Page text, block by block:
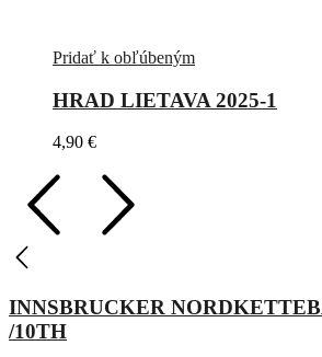
Pridať k obľúbeným
HRAD LIETAVA 2025-1
4,90 €
INNSBRUCKER
/10TH